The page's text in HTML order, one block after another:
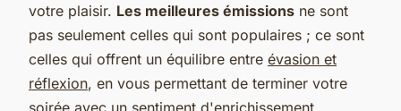
votre plaisir. Les meilleures émissions ne sont
pas seulement celles qui sont populaires ; ce sont
celles qui offrent un équilibre entre évasion et
réflexion, en vous permettant de terminer votre
soirée avec un sentiment d'enrichissement.